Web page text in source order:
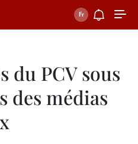
du PCV sous
des médias